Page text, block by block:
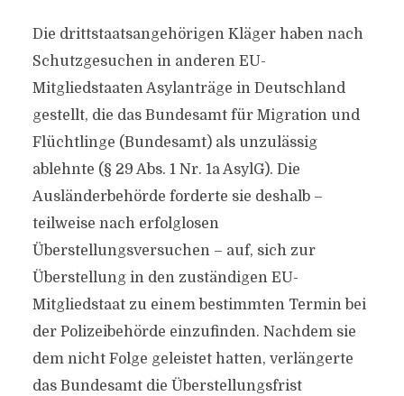
Die drittstaatsangehörigen Kläger haben nach
Schutzgesuchen in anderen EU-
Mitgliedstaaten Asylanträge in Deutschland
gestellt, die das Bundesamt für Migration und
Flüchtlinge (Bundesamt) als unzulässig
ablehnte (§ 29 Abs. 1 Nr. 1a AsylG). Die
Ausländerbehörde forderte sie deshalb –
teilweise nach erfolglosen
Überstellungsversuchen – auf, sich zur
Überstellung in den zuständigen EU-
Mitgliedstaat zu einem bestimmten Termin bei
der Polizeibehörde einzufinden. Nachdem sie
dem nicht Folge geleistet hatten, verlängerte
das Bundesamt die Überstellungsfrist